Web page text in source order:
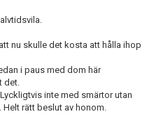
nu skulle det kosta att hålla ihop
i paus med dom här
det.
inte med smärtor utan
rätt beslut av honom.